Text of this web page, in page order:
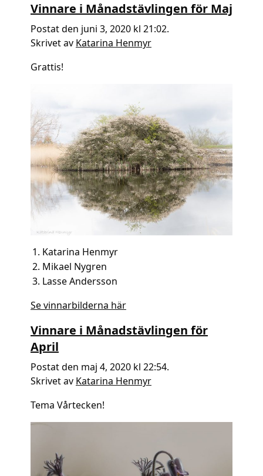
Vinnare i Månadstävlingen för Maj
Postat den juni 3, 2020 kl 21:02.
Skrivet av Katarina Henmyr
Grattis!
Katarina Henmyr
Mikael Nygren
Lasse Andersson
Se vinnarbilderna här
Vinnare i Månadstävlingen för
April
Postat den maj 4, 2020 kl 22:54.
Skrivet av Katarina Henmyr
Tema Vårtecken!